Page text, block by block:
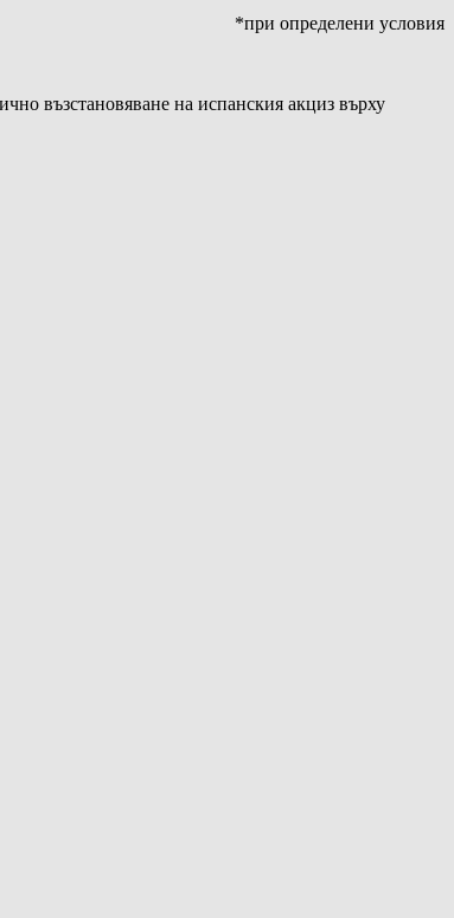
*при определени условия
възстановяване на испанския акциз върху